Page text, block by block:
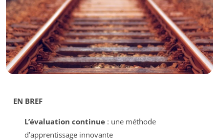
EN BREF
L’évaluation continue: une méthode
d’apprentissage innovante